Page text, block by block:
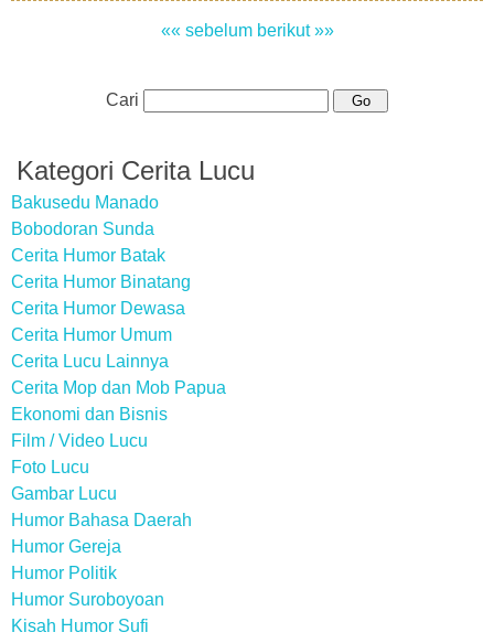
«« sebelum berikut »»
Cari
Kategori Cerita Lucu
Bakusedu Manado
Bobodoran Sunda
Cerita Humor Batak
Cerita Humor Binatang
Cerita Humor Dewasa
Cerita Humor Umum
Cerita Lucu Lainnya
Cerita Mop dan Mob Papua
Ekonomi dan Bisnis
Film / Video Lucu
Foto Lucu
Gambar Lucu
Humor Bahasa Daerah
Humor Gereja
Humor Politik
Humor Suroboyoan
Kisah Humor Sufi